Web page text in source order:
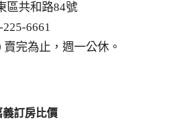
區共和路84號
225-6661
賣完為止，週一公休。
義訂房比價